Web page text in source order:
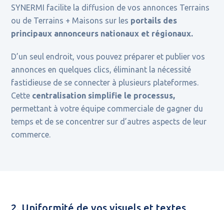
SYNERMI facilite la diffusion de vos annonces Terrains
ou de Terrains + Maisons sur les portails des
principaux annonceurs nationaux et régionaux.
D’un seul endroit, vous pouvez préparer et publier vos
annonces en quelques clics, éliminant la nécessité
fastidieuse de se connecter à plusieurs plateformes.
Cette centralisation simplifie le processus,
permettant à votre équipe commerciale de gagner du
temps et de se concentrer sur d’autres aspects de leur
commerce.
2. Uniformité de vos visuels et textes